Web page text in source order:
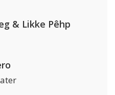
& Likke Pêhp